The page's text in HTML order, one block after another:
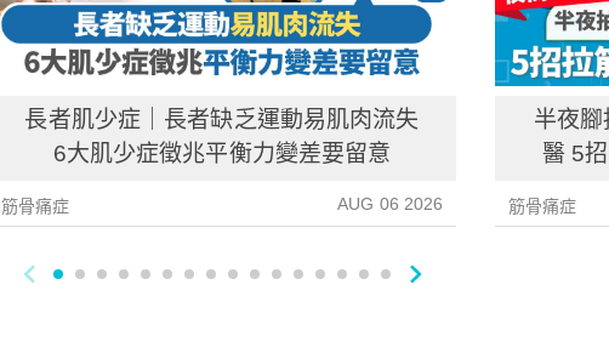
長者肌少症｜長者缺乏運動易肌肉流失
6大肌少症徵兆平衡力變差要留意
筋骨痛症 AUG 06 2026
半夜
筋骨痛症